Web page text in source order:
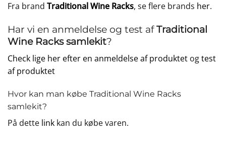
Fra brand Traditional Wine Racks, se flere brands her.
Har vi en anmeldelse og test afTraditional
Wine Racks samlekit?
Check lige her efter en anmeldelse af produktet ogtest
af produktet
Hvor kan man købe Traditional Wine Racks
samlekit?
På dette link kan du købe varen.